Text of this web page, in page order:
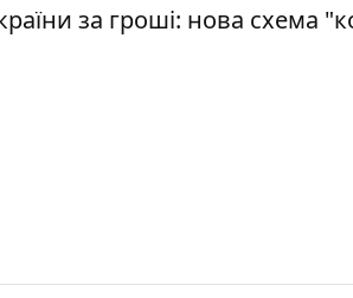
за гроші: нова схема